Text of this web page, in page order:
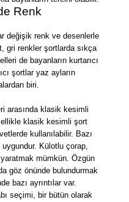
Renk
değişik renk ve desenlerle
gri renkler şortlarda sıkça
de bayanların kurtarıcı
şortlar yaz ayların
biri.
arasında klasik kesimli
klasik kesimli şort
kullanılabilir. Bazı
Külotlu çorap,
mümkün. Özgün
göz önünde bulundurmak
bazı ayrıntılar var.
seçimi, bir bütün olarak